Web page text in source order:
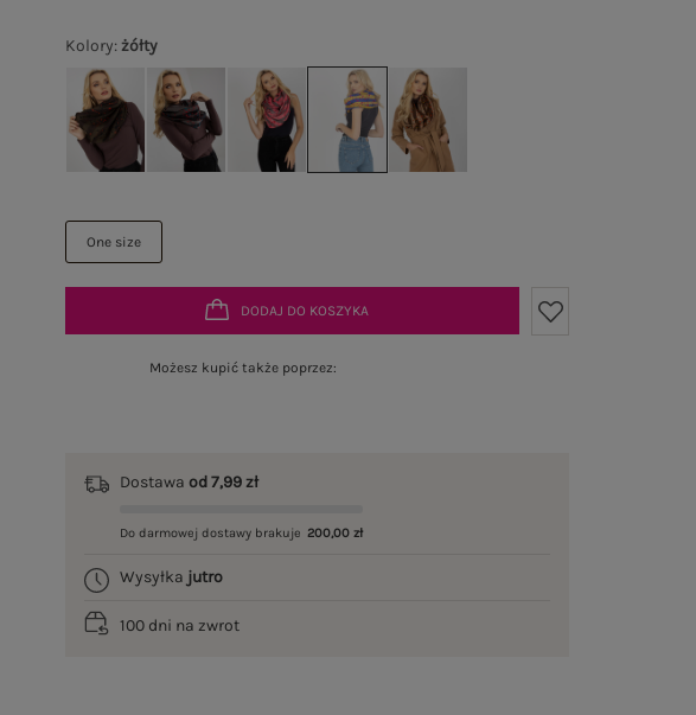
Kolory:żółty
One size
DODAJ DO KOSZYKA
Możesz kupić także poprzez:
Dostawaod 7,99 zł
Do darmowej dostawy brakuje 200,00 zł
Wysyłka jutro
100 dni na zwrot